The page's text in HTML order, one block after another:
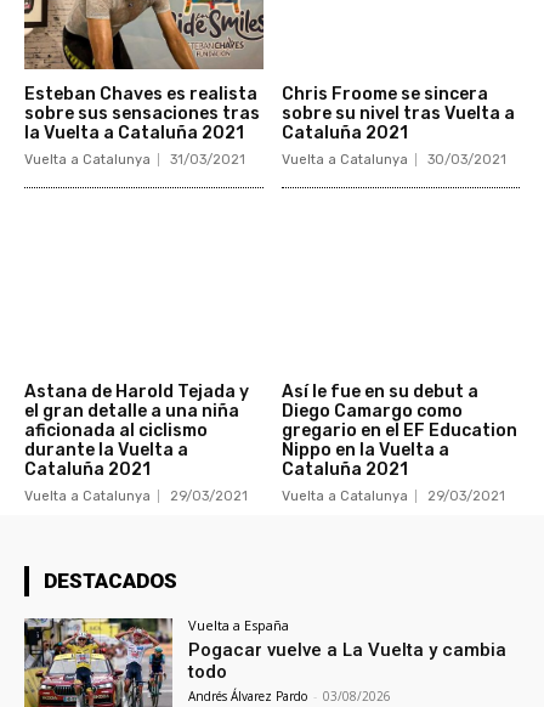
Esteban Chaves es realista
sobre sus sensaciones tras
la Vuelta a Cataluña 2021
Vuelta a Catalunya 31/03/2021
Chris Froome se sincera
sobre su nivel tras Vuelta a
Cataluña 2021
Vuelta a Catalunya 30/03/2021
Astana de Harold Tejada y
el gran detalle a una niña
aficionada al ciclismo
durante la Vuelta a
Cataluña 2021
Vuelta a Catalunya 29/03/2021
Así le fue en su debut a
Diego Camargo como
gregario en el EF Education
Nippo en la Vuelta a
Cataluña 2021
Vuelta a Catalunya 29/03/2021
DESTACADOS
Vuelta a España
Pogacar vuelve a La Vuelta y cambia
todo
Andrés Álvarez Pardo - 03/08/2026